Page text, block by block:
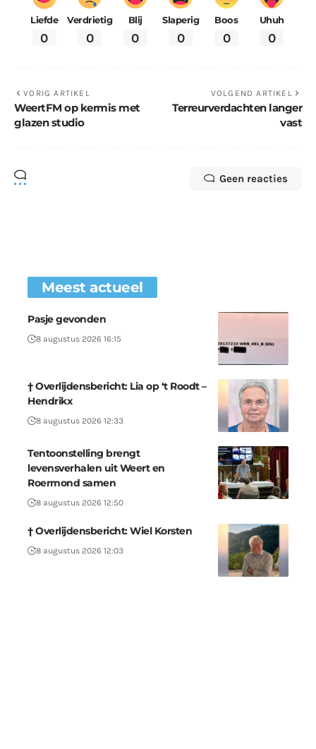
Liefde
0
Verdrietig
0
Blij
0
Slaperig
0
Boos
0
Uhuh
0
VORIG ARTIKEL
WeertFM op kermis met
glazen studio
VOLGEND ARTIKEL
Terreurverdachten langer
vast
Geen reacties
Meest actueel
Pasje gevonden
8 augustus 2026 16:15
† Overlijdensbericht: Lia op ‘t Roodt –
Hendrikx
8 augustus 2026 12:33
Tentoonstelling brengt
levensverhalen uit Weert en
Roermond samen
8 augustus 2026 12:50
† Overlijdensbericht: Wiel Korsten
8 augustus 2026 12:03